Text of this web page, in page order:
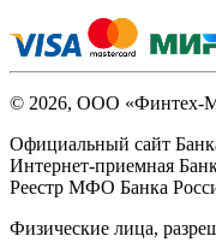
© 2026, ООО «Финтех-
Официальный сайт
Интернет-приемная
Реестр МФО Банка
Физические лица,